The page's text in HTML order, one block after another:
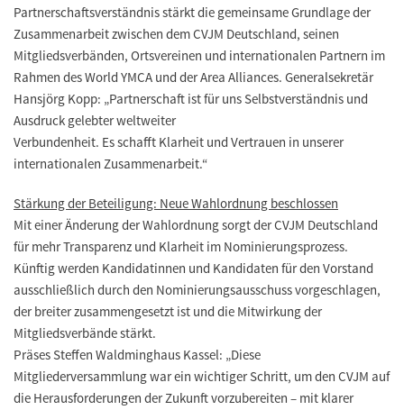
Partnerschaftsverständnis stärkt die gemeinsame Grundlage der
Zusammenarbeit zwischen dem CVJM Deutschland, seinen
Mitgliedsverbänden, Ortsvereinen und internationalen Partnern im
Rahmen des World YMCA und der Area Alliances. Generalsekretär
Hansjörg Kopp: „Partnerschaft ist für uns Selbstverständnis und
Ausdruck gelebter weltweiter
Verbundenheit. Es schafft Klarheit und Vertrauen in unserer
internationalen Zusammenarbeit.“
Stärkung der Beteiligung: Neue Wahlordnung beschlossen
Mit einer Änderung der Wahlordnung sorgt der CVJM Deutschland
für mehr Transparenz und Klarheit im Nominierungsprozess.
Künftig werden Kandidatinnen und Kandidaten für den Vorstand
ausschließlich durch den Nominierungsausschuss vorgeschlagen,
der breiter zusammengesetzt ist und die Mitwirkung der
Mitgliedsverbände stärkt.
Präses Steffen Waldminghaus Kassel: „Diese
Mitgliederversammlung war ein wichtiger Schritt, um den CVJM auf
die Herausforderungen der Zukunft vorzubereiten – mit klarer